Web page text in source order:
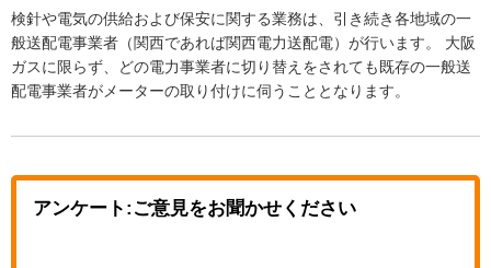
検針や電気の供給および保安に関する業務は、引き続き各地域の一
般送配電事業者（関西であれば関西電力送配電）が行います。 大阪
ガスに限らず、どの電力事業者に切り替えをされても既存の一般送
配電事業者がメーターの取り付けに伺うこととなります。
アンケート:ご意見をお聞かせください